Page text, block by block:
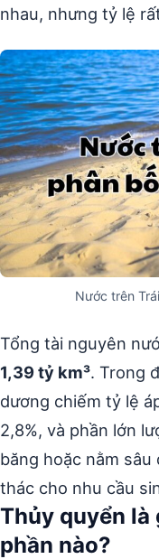
nhau, nhưng tỷ lệ
Nước trên
Tổng tài nguyên
1,39 tỷ km³. Trong
dương chiếm tỷ lệ
2,8%, và phần lớn
băng hoặc nằm
thác cho nhu cầu
Thủy quyển là
phần nào?